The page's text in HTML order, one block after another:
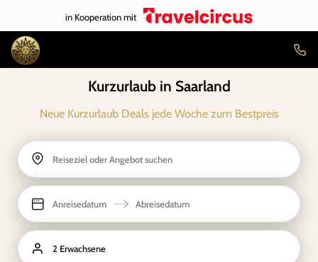
in Kooperation mit
Kurzurlaub in Saarland
Neue Kurzurlaub Deals jede Woche zum Bestpreis
Reiseziel oder Angebot suchen
Anreisedatum Abreisedatum
2 Erwachsene